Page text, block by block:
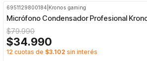
6951129800184 Kronos gaming
Micrófono Condensador Profesional
$79.990
$34.990
12 cuotas de $3.102 sin interés